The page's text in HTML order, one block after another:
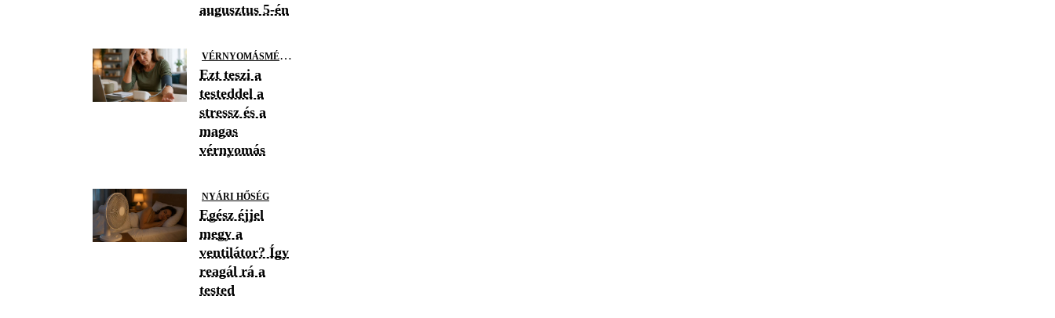
augusztus 5-én
V
ÉRNYOMÁSMÉRÉS
Ezt teszi a
testeddel a
stressz és a
magas
vérnyomás
NYÁRI HŐSÉG
Egész éjjel
megy a
ventilátor? Így
reagál rá a
tested